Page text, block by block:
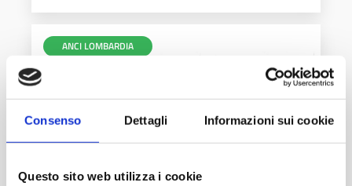
Consenso Dettagli Informazioni sui cookie
Questo sito web utilizza i cookie
ANCI LOMBARDIA